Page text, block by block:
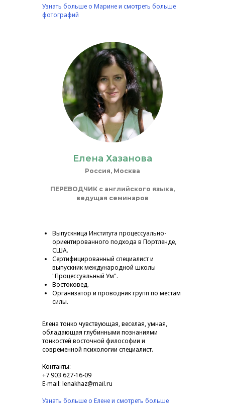
Узнать больше о Марине и смотреть больше
фотографий
Елена Хазанова
Россия, Москва
ПЕРЕВОДЧИК с английского языка,
ведущая семинаров
Выпускница Института процессуально-
ориентированного подхода в Портленде,
США.
Сертифицированный специалист и
выпускник международной школы
"Процессуальный Ум".
Востоковед.
Организатор и проводник групп по местам
силы.
Елена тонко чувствующая, веселая, умная,
обладающая глубинными познаниями
тонкостей восточной философии и
современной психологии специалист.
Контакты:
+7 903 627-16-09
E-mail: lenakhaz@mail.ru
Узнать больше о Елене и смотреть больше